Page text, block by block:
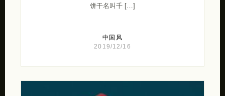
饼干名叫千 […]
中国风
2019/12/16